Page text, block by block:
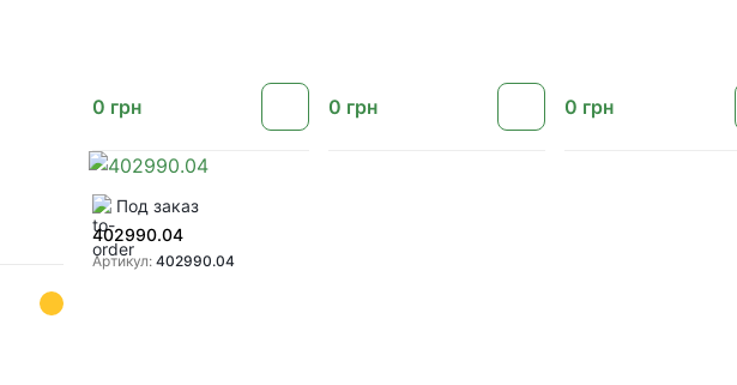
0 грн 0 грн 0 грн
Под заказ
402990.04
Артикул: 402990.04